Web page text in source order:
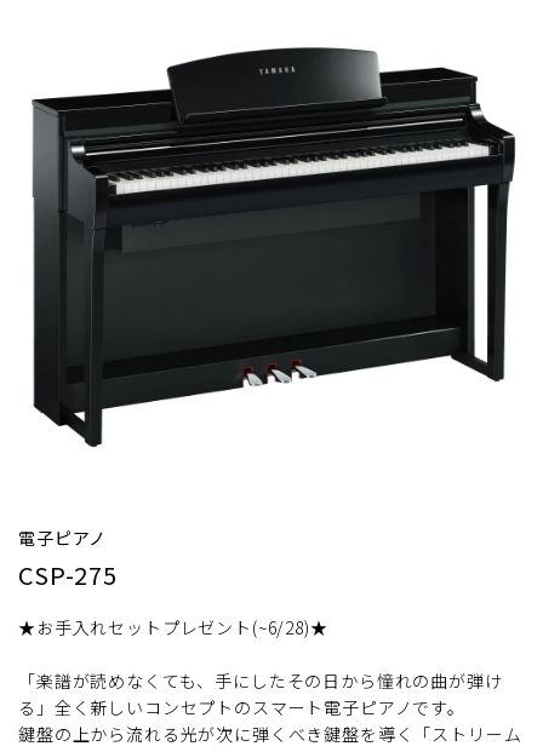
電子ピアノ
CSP-275
★お手入れセットプレゼント(~6/28)★
「楽譜が読めなくても、手にしたその日から憧れの曲が弾け
る」全く新しいコンセプトのスマート電子ピアノです。
鍵盤の上から流れる光が次に弾くべき鍵盤を導く「ストリーム